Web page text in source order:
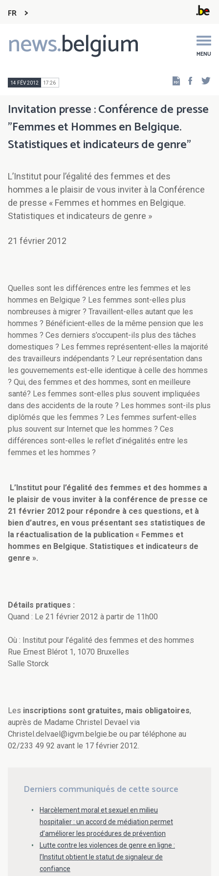
FR
news.belgium MENU
Main
navigation
14 FÉV 2012 17:26
Invitation presse : Conférence de presse
"Femmes et Hommes en Belgique.
Statistiques et indicateurs de genre"
L’Institut pour l’égalité des femmes et des
hommes a le plaisir de vous inviter à la Conférence
de presse « Femmes et hommes en Belgique.
Statistiques et indicateurs de genre »
21 février 2012
Quelles sont les différences entre les femmes et les
hommes en Belgique ? Les femmes sont-elles plus
nombreuses à migrer ? Travaillent-elles autant que les
hommes ? Bénéficient-elles de la même pension que les
hommes ? Ces derniers s’occupent-ils plus des tâches
domestiques ? Les femmes représentent-elles la majorité
des travailleurs indépendants ? Leur représentation dans
les gouvernements est-elle identique à celle des hommes
? Qui, des femmes et des hommes, sont en meilleure
santé? Les femmes sont-elles plus souvent impliquées
dans des accidents de la route ? Les hommes sont-ils plus
diplômés que les femmes ? Les femmes surfent-elles
plus souvent sur Internet que les hommes ? Ces
différences sont-elles le reflet d’inégalités entre les
femmes et les hommes ?
L’Institut pour l’égalité des femmes et des hommes a
le plaisir de vous inviter à la conférence de presse ce
21 février 2012 pour répondre à ces questions, et à
bien d’autres, en vous présentant ses statistiques de
la réactualisation de la publication « Femmes et
hommes en Belgique. Statistiques et indicateurs de
genre ».
Détails pratiques :
Quand : Le 21 février 2012 à partir de 11h00
Où : Institut pour l’égalité des femmes et des hommes
Rue Ernest Blérot 1, 1070 Bruxelles
Salle Storck
Les inscriptions sont gratuites, mais obligatoires,
auprès de Madame Christel Devael via
Christel.delvael@igvm.belgie.be ou par téléphone au
02/233 49 92 avant le 17 février 2012.
Derniers communiqués de cette source
Harcèlement moral et sexuel en milieu
hospitalier : un accord de médiation permet
d’améliorer les procédures de prévention
Lutte contre les violences de genre en ligne :
l’Institut obtient le statut de signaleur de
confiance